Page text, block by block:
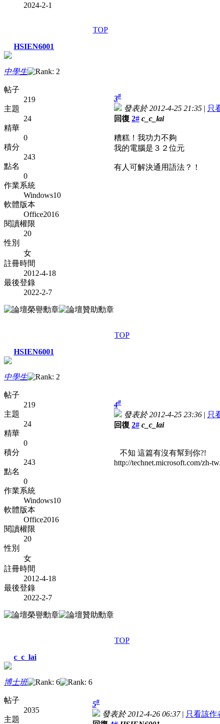
2024-2-1
TOP
HSIEN6001
中學生
帖子
219
主題
24
精華
0
積分
243
點名
0
作業系統
Windows10
軟體版本
Office2016
閱讀權限
20
性別
女
註冊時間
2012-4-18
最後登錄
2022-2-7
3#
發表於 2012-4-25 21:35 | 只
回復 2# c_c_lai
糟糕！我功力不夠
我的電腦是３２位元
有人可解決通用語法？！
TOP
HSIEN6001
中學生
帖子
219
主題
24
精華
0
積分
243
點名
0
作業系統
Windows10
軟體版本
Office2016
閱讀權限
20
性別
女
註冊時間
2012-4-18
最後登錄
2022-2-7
4#
發表於 2012-4-25 23:36 | 只
回復 2# c_c_lai
不知 這篇有沒有幫到你?!
http://technet.microsoft.com/zh-
TOP
c_c_lai
博士班
帖子
2035
主題
5#
發表於 2012-4-26 06:37| 只看該作